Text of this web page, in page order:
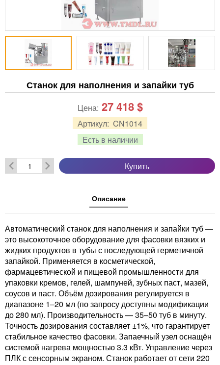
Станок для наполнения и запайки туб
Артикул: CN1014
Есть в наличии
Цена: 27 418$
Купить
Описание
Автоматический станок для наполнения и запайки туб —
это высокоточное оборудование для фасовки вязких и
жидких продуктов в тубы с последующей герметичной
запайкой. Применяется в косметической,
фармацевтической и пищевой промышленности для
упаковки кремов, гелей, шампуней, зубных паст, мазей,
соусов и паст. Объём дозирования регулируется в
диапазоне 1–20 мл (по запросу доступны модификации
до 280 мл). Производительность — 35–50 туб в минуту.
Точность дозирования составляет ±1%, что гарантирует
стабильное качество фасовки. Запаечный узел оснащён
системой нагрева мощностью 3.3 кВт. Управление через
ПЛК с сенсорным экраном. Станок работает от сети 220